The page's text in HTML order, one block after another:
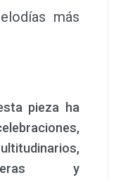
beber el
por
coincidieron
concepto y
al paladar la